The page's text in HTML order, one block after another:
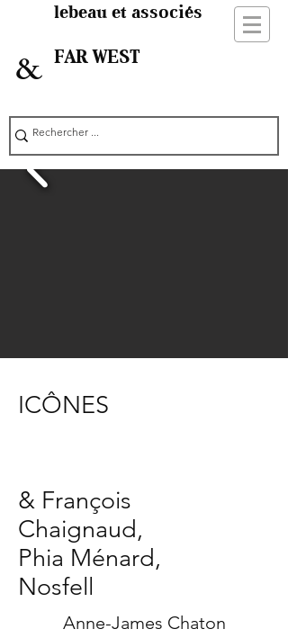
&
lebeau et associés
FAR WEST
ICÔNES
& François
Chaignaud,
Phia Ménard,
Nosfell
Anne-James Chaton